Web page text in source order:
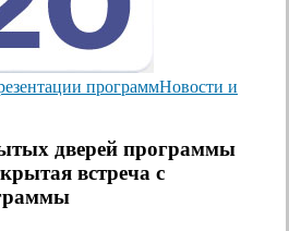
программНовости и
дверей программы
встреча с